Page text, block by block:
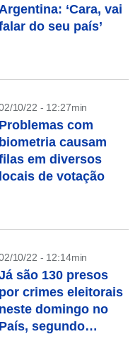
‘Cara, vai
do seu país’
10/22 - 12:27min
Problemas com
biometria causam
em diversos
locais de votação
10/22 - 12:14min
são 130 presos
por crimes eleitorais
neste domingo no
País, segundo